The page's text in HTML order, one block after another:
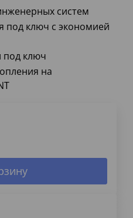
систем
под ключ с экономией
под ключ
на